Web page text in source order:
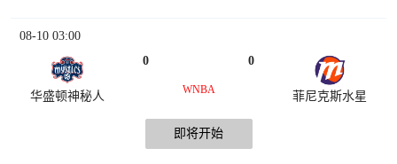
08-10 03:00
华盛顿神秘人
0
WNBA
0
菲尼克斯水星
即将开始